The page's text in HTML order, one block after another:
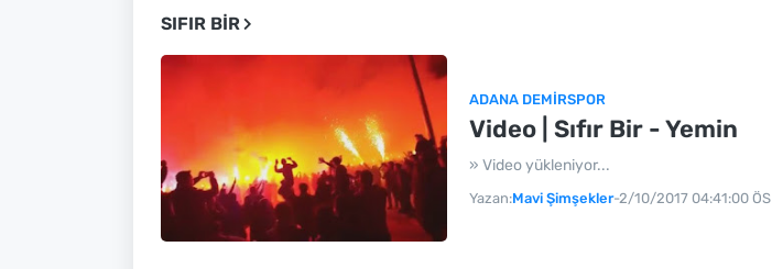
SIFIR BIR
ADANA DEMIRSPOR
Video | Sıfır Bir - Yemin
» Video yükleniyor...
Yazan:Mavi Şimşekler-2/10/2017 04:41:00 ÖS